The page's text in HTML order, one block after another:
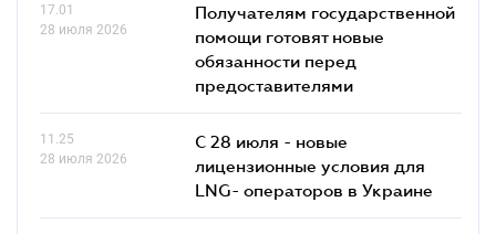
17.01
28 июля 2026
Получателям государственной
помощи готовят новые
обязанности перед
предоставителями
11.25
28 июля 2026
С 28 июля - новые
лицензионные условия для
LNG- операторов в Украине